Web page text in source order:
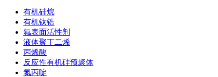
有机硅烷
有机钛锆
氟表面活性剂
液体聚丁二烯
丙烯酸
反应性有机硅预聚体
氮丙啶